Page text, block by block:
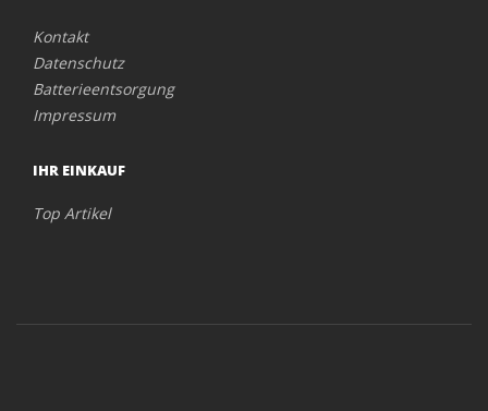
Kontakt
Datenschutz
Batterieentsorgung
Impressum
IHR EINKAUF
Top Artikel